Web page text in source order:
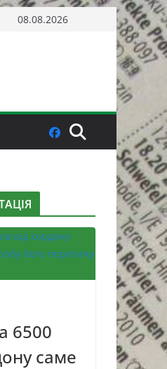
08.08.2026
6500
саме